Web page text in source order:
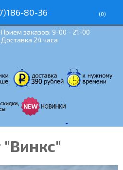
80-36 (0)
Прием заказов: 9-00 - 21-00
Доставка 24 часа
"Винкс"